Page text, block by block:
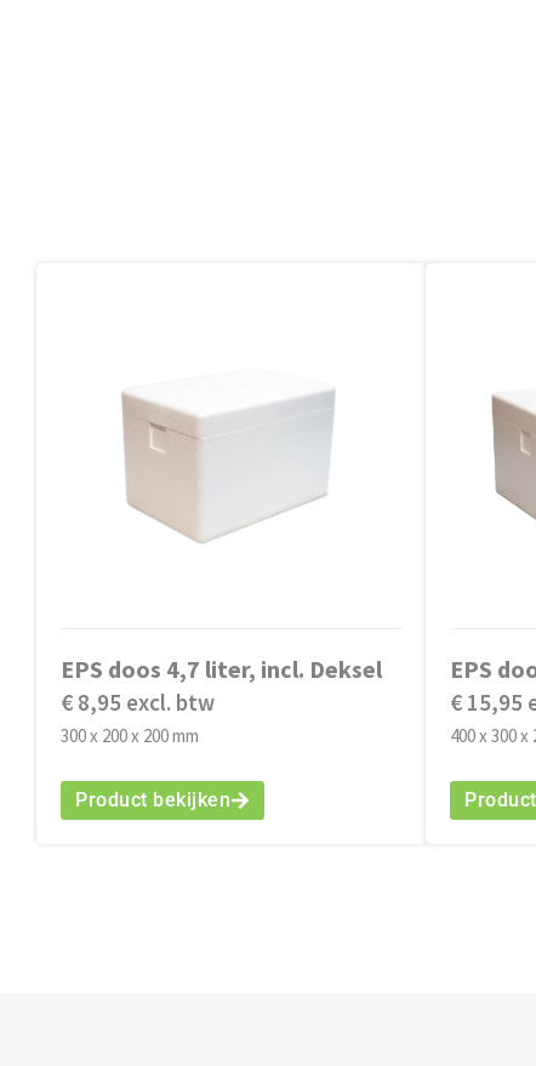
EPS doos 4,7 liter, incl. Deksel
€ 8,95 excl. btw
300 x 200 x 200 mm
Product bekijken
EPS
€ 15,95
400 x 300 x